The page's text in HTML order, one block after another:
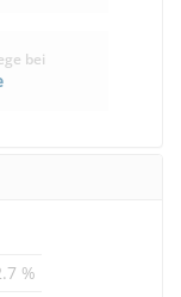
bei
%